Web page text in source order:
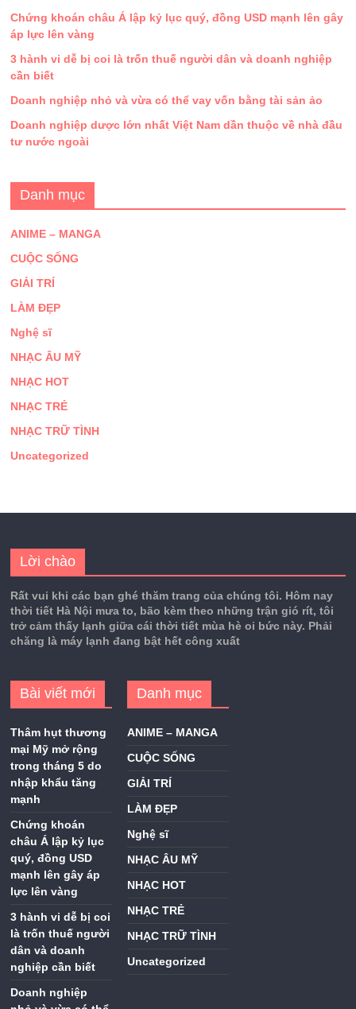
Chứng khoán châu Á lập kỷ lục quý, đồng USD mạnh lên gây
áp lực lên vàng
3 hành vi dễ bị coi là trốn thuế người dân và doanh nghiệp
cần biết
Doanh nghiệp nhỏ và vừa có thể vay vốn bằng tài sản ảo
Doanh nghiệp dược lớn nhất Việt Nam dần thuộc về nhà đầu
tư nước ngoài
Danh mục
ANIME – MANGA
CUỘC SỐNG
GIẢI TRÍ
LÀM ĐẸP
Nghệ sĩ
NHẠC ÂU MỸ
NHẠC HOT
NHẠC TRẺ
NHẠC TRỮ TÌNH
Uncategorized
Lời chào
Rất vui khi các bạn ghé thăm trang của chúng tôi. Hôm nay
thời tiết Hà Nội mưa to, bão kèm theo những trận gió rít, tôi
trở cảm thấy lạnh giữa cái thời tiết mùa hè oi bức này. Phải
chăng là máy lạnh đang bật hết công xuất
Bài viết mới
Thâm hụt thương
mại Mỹ mở rộng
trong tháng 5 do
nhập khẩu tăng
mạnh
Chứng khoán
châu Á lập kỷ lục
quý, đồng USD
mạnh lên gây áp
lực lên vàng
3 hành vi dễ bị coi
là trốn thuế người
dân và doanh
nghiệp cần biết
Doanh nghiệp
Danh mục
ANIME – MANGA
CUỘC SỐNG
GIẢI TRÍ
LÀM ĐẸP
Nghệ sĩ
NHẠC ÂU MỸ
NHẠC HOT
NHẠC TRẺ
NHẠC TRỮ TÌNH
Uncategorized